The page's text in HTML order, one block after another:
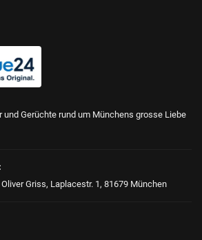
Gerüchte rund um Münchens grosse Liebe
Griss, Laplacestr. 1, 81679 München